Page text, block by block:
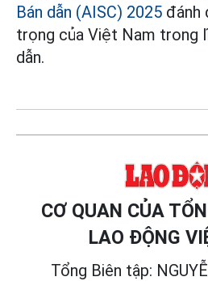
Bán dẫn (AISC) 2025 đánh
trọng của Việt Nam trong
dẫn.
CƠ QUAN CỦA
LAO ĐỘNG
Tổng Biên tập: